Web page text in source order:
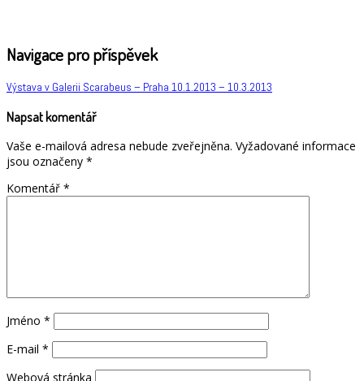
Navigace pro příspěvek
Výstava v Galerii Scarabeus – Praha 10.1.2013 – 10.3.2013
Napsat komentář
Vaše e-mailová adresa nebude zveřejněna. Vyžadované informace
jsou označeny *
Komentář *
Jméno *
E-mail *
Webová stránka